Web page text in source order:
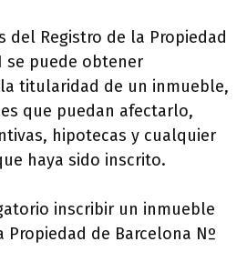
del Registro de la Propiedad
se puede obtener
titularidad de un inmueble,
que puedan afectarlo,
hipotecas y cualquier
haya sido inscrito.
inscribir un inmueble
Propiedad de Barcelona Nº